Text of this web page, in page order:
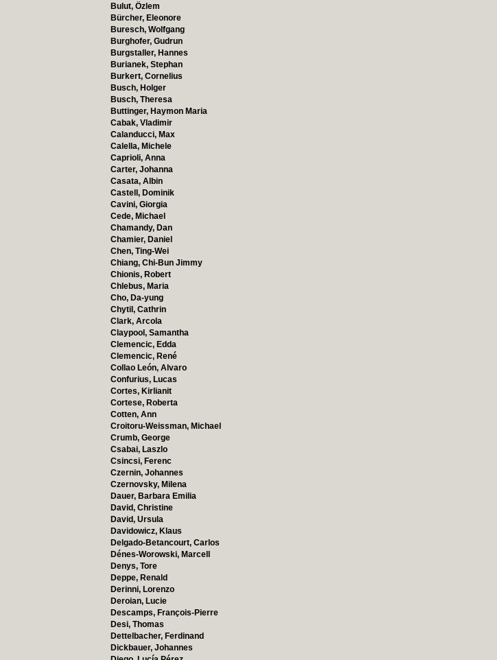
Bulut, Özlem
Bürcher, Eleonore
Buresch, Wolfgang
Burghofer, Gudrun
Burgstaller, Hannes
Burianek, Stephan
Burkert, Cornelius
Busch, Holger
Busch, Theresa
Buttinger, Haymon Maria
Cabak, Vladimir
Calanducci, Max
Calella, Michele
Caprioli, Anna
Carter, Johanna
Casata, Albin
Castell, Dominik
Cavini, Giorgia
Cede, Michael
Chamandy, Dan
Chamier, Daniel
Chen, Ting-Wei
Chiang, Chi-Bun Jimmy
Chionis, Robert
Chlebus, Maria
Cho, Da-yung
Chytil, Cathrin
Clark, Arcola
Claypool, Samantha
Clemencic, Edda
Clemencic, René
Collao León, Alvaro
Confurius, Lucas
Cortes, Kirlianit
Cortese, Roberta
Cotten, Ann
Croitoru-Weissman, Michael
Crumb, George
Csabai, Laszlo
Csincsi, Ferenc
Czernin, Johannes
Czernovsky, Milena
Dauer, Barbara Emilia
David, Christine
David, Ursula
Davidowicz, Klaus
Delgado-Betancourt, Carlos
Dénes-Worowski, Marcell
Denys, Tore
Deppe, Renald
Derinni, Lorenzo
Deroian, Lucie
Descamps, François-Pierre
Desi, Thomas
Dettelbacher, Ferdinand
Dickbauer, Johannes